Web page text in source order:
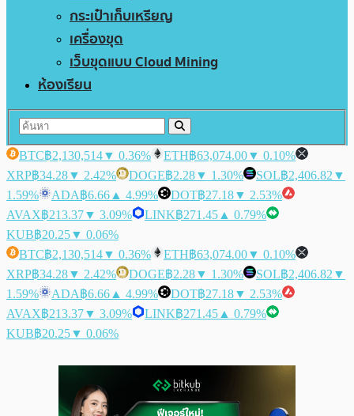
กระเป๋าเก็บเหรียญ
เครื่องขุด
เว็บขุดแบบ Cloud Mining
ห้องเรียน
BTC฿2,130,514▼ 0.36% ETH฿63,074.00▼ 0.10%
XRP฿34.28▼ 2.42% DOGE฿2.28▼ 1.30% SOL฿2,406.82 ▼
1.59%
ADA฿6.66 ▲ 4.99% DOT฿27.18▼ 2.53%
AVAX฿213.37▼ 3.09% LINK฿271.45 ▲ 0.79%
KUB฿20.25▼ 0.06%
BTC฿2,130,514▼ 0.36% ETH฿63,074.00▼ 0.10%
XRP฿34.28▼ 2.42% DOGE฿2.28▼ 1.30% SOL฿2,406.82 ▼
1.59%
ADA฿6.66 ▲ 4.99% DOT฿27.18▼ 2.53%
AVAX฿213.37▼ 3.09% LINK฿271.45 ▲ 0.79%
KUB฿20.25▼ 0.06%